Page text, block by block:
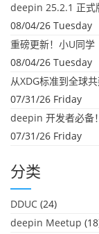
deepin 25.2.1 正式
08/04/26 Tuesday
08/04/26 Tuesday
从XDG标准到全球
07/31/26 Friday
deepin 开发者必备
07/31/26 Friday
分类
DDUC (24)
deepin Meetup